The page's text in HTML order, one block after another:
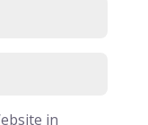
in